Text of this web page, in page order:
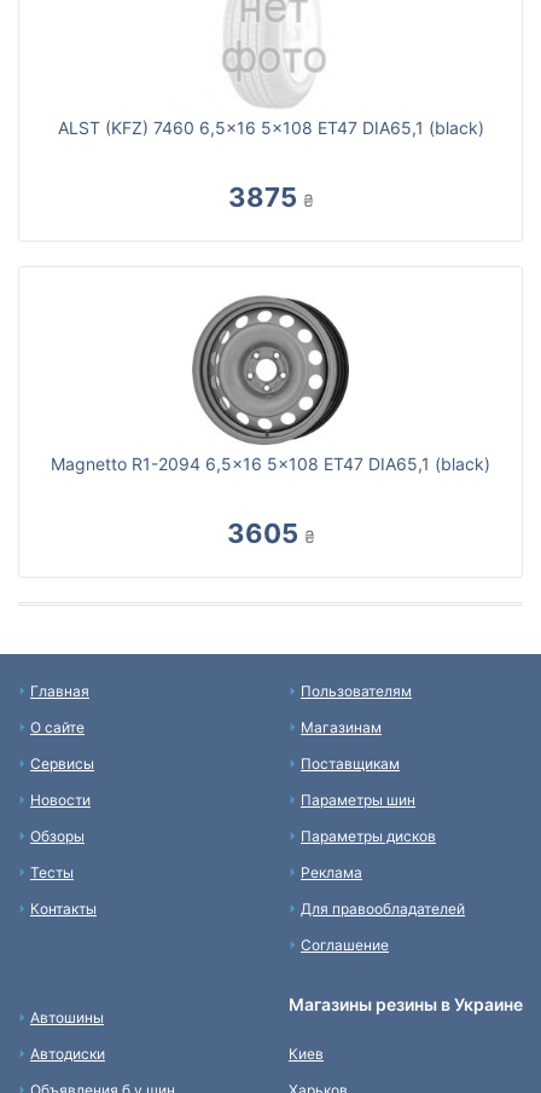
ALST (KFZ) 7460 6,5x16 5x108 ET47 DIA65,1 (black)
3875 ₴
Magnetto R1-2094 6,5x16 5x108 ET47 DIA65,1 (black)
3605 ₴
Главная
О сайте
Сервисы
Новости
Обзоры
Тесты
Контакты
Пользователям
Магазинам
Поставщикам
Параметры шин
Параметры дисков
Реклама
Для правообладателей
Соглашение
Автошины
Автодиски
Магазины резины в Украине
Киев